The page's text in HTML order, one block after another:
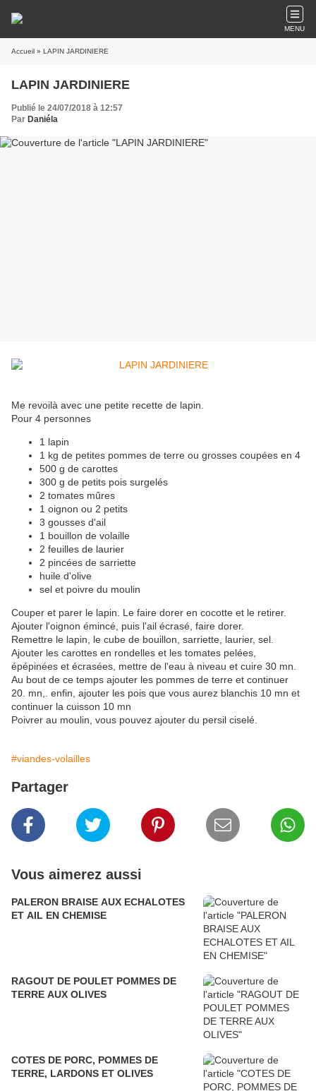
MENU
Accueil » LAPIN JARDINIERE
LAPIN JARDINIERE
Publié le 24/07/2018 à 12:57
Par Daniéla
Me revoilà avec une petite recette de lapin.
Pour 4 personnes
1 lapin
1 kg de petites pommes de terre ou grosses coupées en 4
500 g de carottes
300 g de petits pois surgelés
2 tomates mûres
1 oignon ou 2 petits
3 gousses d'ail
1 bouillon de volaille
2 feuilles de laurier
2 pincées de sarriette
huile d'olive
sel et poivre du moulin
Couper et parer le lapin. Le faire dorer en cocotte et le retirer.
Ajouter l'oignon émincé, puis l'ail écrasé, faire dorer.
Remettre le lapin, le cube de bouillon, sarriette, laurier, sel.
Ajouter les carottes en rondelles et les tomates pelées,
épépinées et écrasées, mettre de l'eau à niveau et cuire 30 mn.
Au bout de ce temps ajouter les pommes de terre et continuer
20. mn,. enfin, ajouter les pois que vous aurez blanchis 10 mn et
continuer la cuisson 10 mn
Poivrer au moulin, vous pouvez ajouter du persil ciselé.
#viandes-volailles
Partager
Vous aimerez aussi
PALERON BRAISE AUX ECHALOTES
ET AIL EN CHEMISE
RAGOUT DE POULET POMMES DE
TERRE AUX OLIVES
COTES DE PORC, POMMES DE
TERRE, LARDONS ET OLIVES